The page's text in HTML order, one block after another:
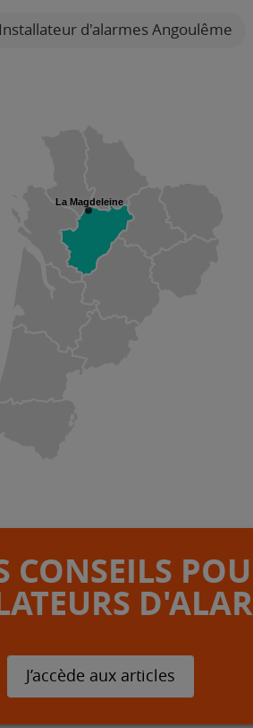
Installateur d'alarmes Angoulême
La Magdeleine
CONSEILS
J’accède aux articles